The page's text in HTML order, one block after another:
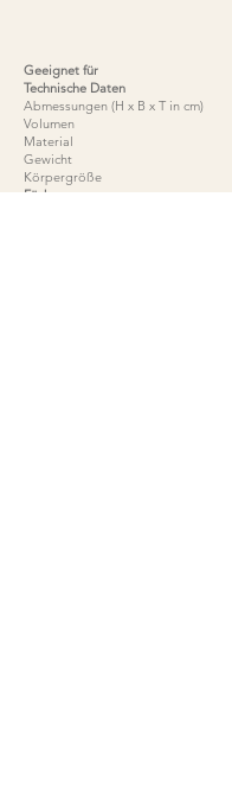
Geeignet für
Technische Daten
Abmessungen (H x B x T in cm)
Volumen
Material
Gewicht
Körpergröße
Fächer